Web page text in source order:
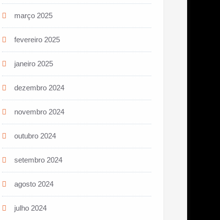
março 2025
fevereiro 2025
janeiro 2025
dezembro 2024
novembro 2024
outubro 2024
setembro 2024
agosto 2024
julho 2024